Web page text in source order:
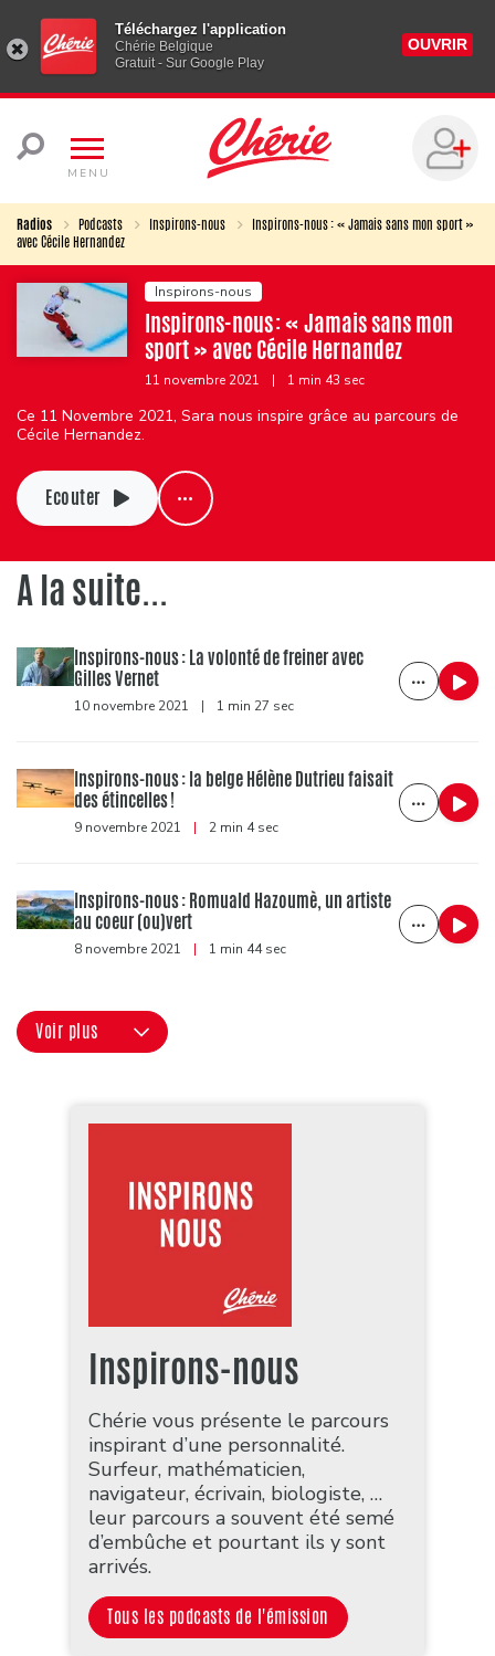
Téléchargez l'application
Chérie Belgique
Gratuit - Sur Google Play
OUVRIR
MENU
Radios Podcasts Inspirons-nous
Inspirons-nous : « Jamais sans mon sport »
avec Cécile Hernandez
Inspirons-nous
Inspirons-nous : « Jamais sans mon
sport » avec Cécile Hernandez
11 novembre 2021 | 1 min 43 sec
Ce 11 Novembre 2021, Sara nous inspire grâce au parcours de
Cécile Hernandez.
Ecouter
A la suite...
Inspirons-nous : La volonté de freiner avec
Gilles Vernet
10 novembre 2021 | 1 min 27 sec
Inspirons-nous : la belge Hélène Dutrieu faisait
des étincelles !
9 novembre 2021 | 2 min 4 sec
Inspirons-nous : Romuald Hazoumè, un artiste
au coeur (ou)vert
8 novembre 2021 | 1 min 44 sec
Voir plus
Inspirons-nous
Chérie vous présente le parcours
inspirant d’une personnalité.
Surfeur, mathématicien,
navigateur, écrivain, biologiste, …
leur parcours a souvent été semé
d’embûche et pourtant ils y sont
arrivés.
Tous les podcasts de l'émission